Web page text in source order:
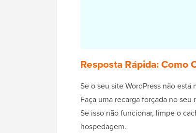
Resposta Rápida: Como
Se o seu site WordPress não
Faça uma recarga forçada no
Se isso não funcionar, limpe o
hospedagem.